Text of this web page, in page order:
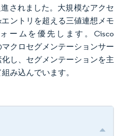
されました。大規模なアクセ
ントリを超える三値連想メモ
ームを優先します。Cisco
マクロセグメンテーションサー
し、セグメンテーションを主
み込んでいます。